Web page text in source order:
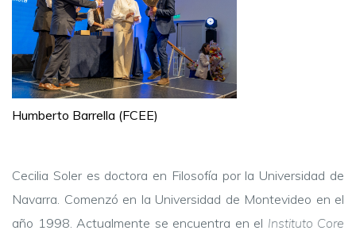
Humberto Barrella (FCEE)
Cecilia Soler es doctora en Filosofía por la Universidad de
Navarra. Comenzó en la Universidad de Montevideo en el
año 1998. Actualmente se encuentra en el Instituto Core